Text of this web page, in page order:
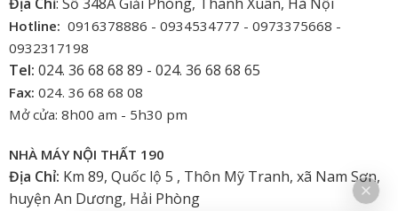
Hotline: 0916378886 - 0934534777 - 0973375668 -
0932317198
Tel: 024. 36 68 68 89 - 024. 36 68 68 65
Fax: 024. 36 68 68 08
Mở cửa: 8h00 am - 5h30 pm
NHÀ MÁY NỘI THẤT 190
Địa Chỉ: Km 89, Quốc lộ 5 , Thôn Mỹ Tranh, xã Nam Sơn,
huyện An Dương, Hải Phòng